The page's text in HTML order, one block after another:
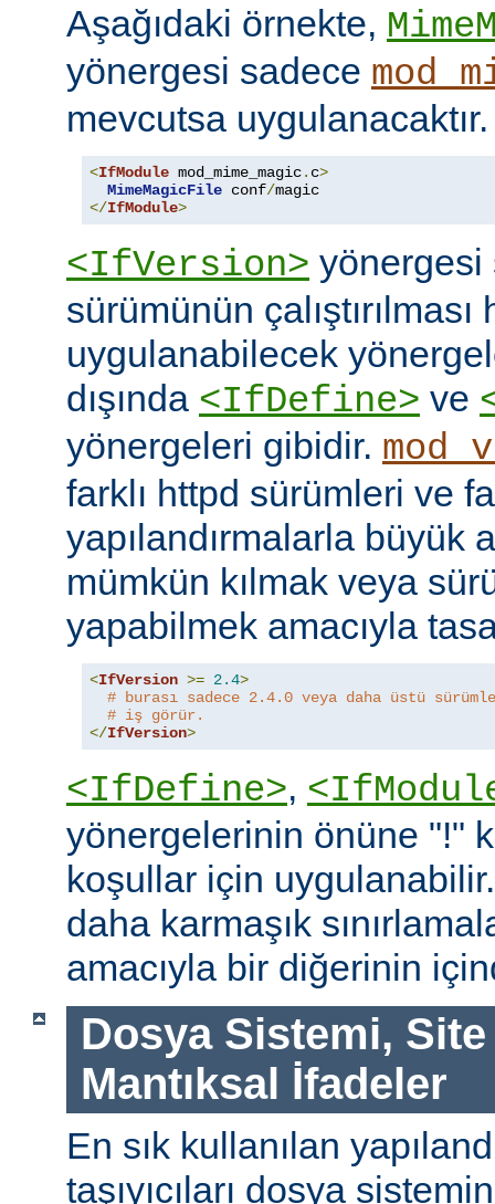
Aşağıdaki örnekte,
yönergesi sadece
mevcutsa uygulanacaktır.
<IfModule mod_mime_magic. c>
MimeMagicFile conf/
</IfModule>
<IfVersion> yönergesi
sürümünün çalıştırılması
uygulanabilecek
dışında <IfDefine> ve
yönergeleri gibidir.
farklı httpd sürümleri ve
yapılandırmalarla büyük
mümkün kılmak veya
yapabilmek amacıyla
<IfVersion >= 2.4>
# burası sadece 2.4.0 veya daha üstü
# iş görür.
</IfVersion>
<IfDefine>,
yönergelerinin önüne "!"
koşullar için
daha karmaşık
amacıyla bir diğerinin
Dosya Sistemi, Site
Mantıksal İfadeler
En sık kullanılan
taşıyıcıları dosya